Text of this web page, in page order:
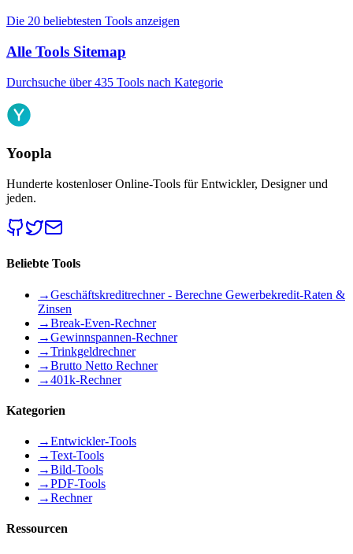
Die 20 beliebtesten Tools anzeigen
Alle Tools Sitemap
Durchsuche über 435 Tools nach Kategorie
Yoopla
Hunderte kostenloser Online-Tools für Entwickler, Designer und
jeden.
Beliebte Tools
→Geschäftskreditrechner - Berechne Gewerbekredit-Raten &
Zinsen
→Break-Even-Rechner
→Gewinnspannen-Rechner
→Trinkgeldrechner
→Brutto Netto Rechner
→401k-Rechner
Kategorien
→Entwickler-Tools
→Text-Tools
→Bild-Tools
→PDF-Tools
→Rechner
Ressourcen